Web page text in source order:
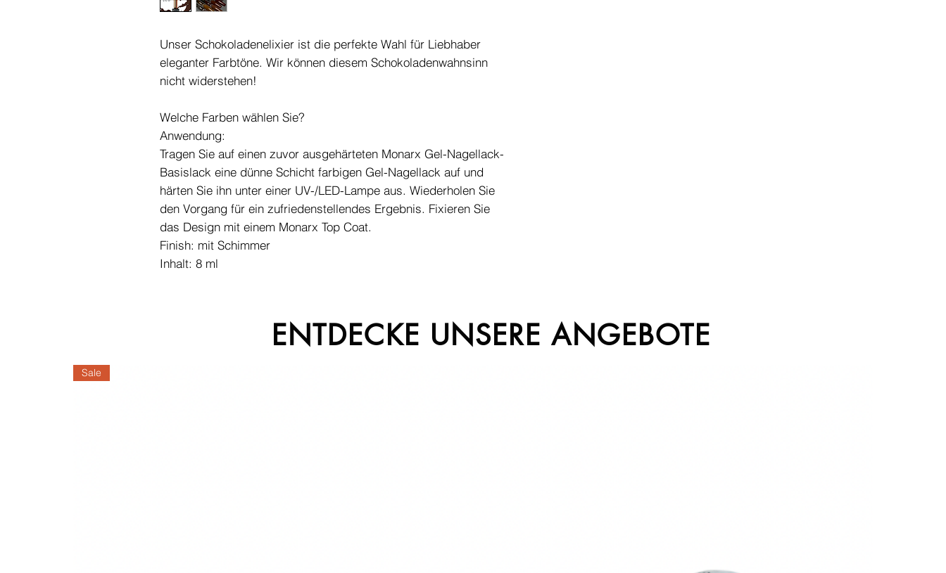
Unser Schokoladenelixier ist die perfekte Wahl für Liebhaber
eleganter Farbtöne. Wir können diesem Schokoladenwahnsinn
nicht widerstehen!
Welche Farben wählen Sie?
Anwendung:
Tragen Sie auf einen zuvor ausgehärteten Monarx Gel-Nagellack-
Basislack eine dünne Schicht farbigen Gel-Nagellack auf und
härten Sie ihn unter einer UV-/LED-Lampe aus. Wiederholen Sie
den Vorgang für ein zufriedenstellendes Ergebnis. Fixieren Sie
das Design mit einem Monarx Top Coat.
Finish: mit Schimmer
Inhalt: 8 ml
ENTDECKE UNSERE ANGEBOTE
Sale